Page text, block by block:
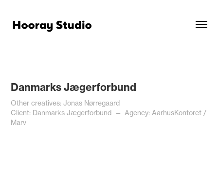
Danmarks Jægerforbund
Other creatives: Jonas Nørregaard
Client: Danmarks Jægerforbund — Agency: AarhusKontoret /
Marv